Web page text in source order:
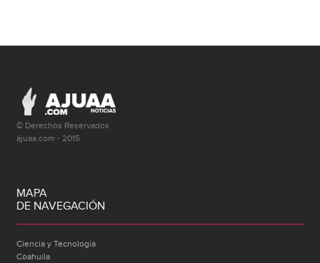
© Derechos Reservados
ajuaa.com - 2015
MAPA
DE NAVEGACIÓN
Ciencia y Tecnología
Coahuila